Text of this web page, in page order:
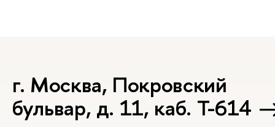
г. Москва, Покровский
бульвар, д. 11, каб. Т-614